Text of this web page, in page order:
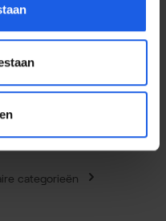
onderdelen
kan kostbaar zijn. Met
categorieën